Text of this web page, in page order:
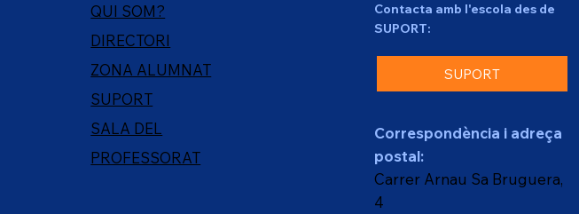
QUI SOM?
DIRECTORI
ZONA ALUMNAT
SUPORT
SALA DEL
PROFESSORAT
Contacta amb l'escola des de
SUPORT:
SUPORT
Correspondència i adreça
postal:
Carrer Arnau Sa Bruguera,
4